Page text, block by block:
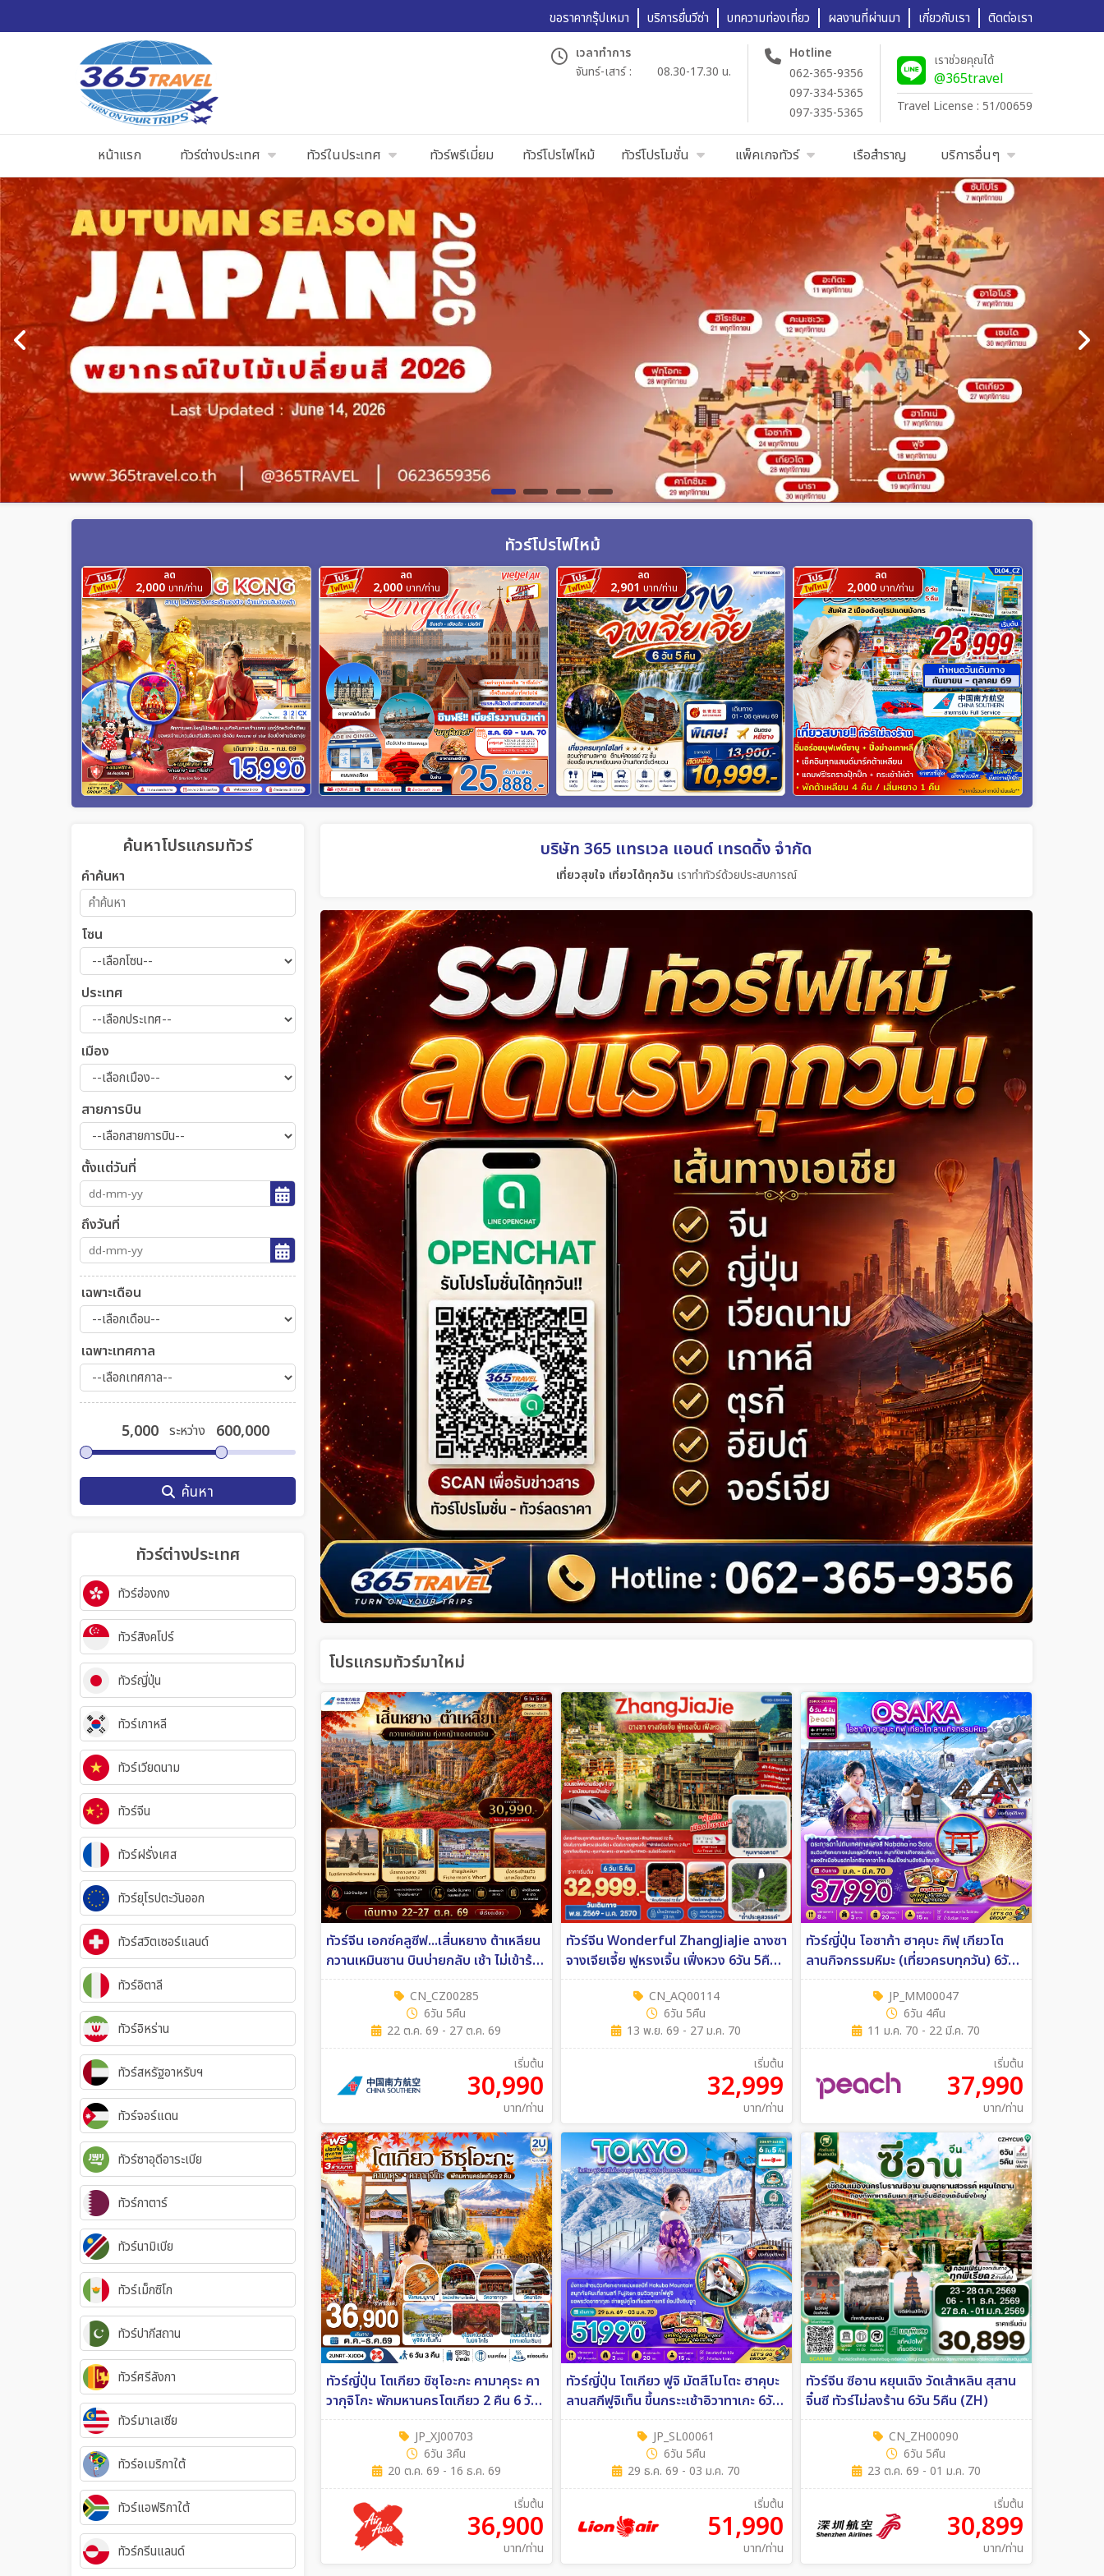
ขอราคากรุ๊ปเหมา บริการยื่นวีซ่า บทความท่องเที่ยว ผลงานที่ผ่านมา เกี่ยวกับเรา ติดต่อเรา
เวลาทำการ
จันทร์-เสาร์ :
08.30-17.30 น.
Hotline
062-365-9356
097-334-5365
097-335-5365
เราช่วยคุณได้
@365travel
Travel License : 51/00659
หน้าแรก ทัวร์ต่างประเทศ ทัวร์ในประเทศ ทัวร์พรีเมี่ยม ทัวร์โปรไฟไหม้ ทัวร์โปรโมชั่น แพ็คเกจทัวร์ เรือสำราญ บริการอื่นๆ
ทัวร์โปรไฟไหม้
ลด
2,000 บาท/ท่าน
ลด
2,000 บาท/ท่าน
ลด
2,901 บาท/ท่าน
ลด
2,000บาท/ท่าน
ค้นหาโปรแกรมทัวร์
คำค้นหา
โซน
ประเทศ
เมือง
สายการบิน
ตั้งแต่วันที่
ถึงวันที่
เฉพาะเดือน
เฉพาะเทศกาล
ระหว่าง
ค้นหา
ทัวร์ต่างประเทศ
ทัวร์ฮ่องกง
ทัวร์สิงคโปร์
ทัวร์ญี่ปุ่น
ทัวร์เกาหลี
ทัวร์เวียดนาม
ทัวร์จีน
ทัวร์ฝรั่งเศส
ทัวร์ยุโรปตะวันออก
ทัวร์สวิตเซอร์แลนด์
ทัวร์อิตาลี
ทัวร์อิหร่าน
ทัวร์สหรัฐอาหรับฯ
ทัวร์จอร์แดน
ทัวร์ซาอุดีอาระเบีย
ทัวร์กาตาร์
ทัวร์นามิเบีย
ทัวร์เม็กซิโก
ทัวร์ปากีสถาน
ทัวร์ศรีลังกา
ทัวร์มาเลเซีย
ทัวร์อเมริกาใต้
ทัวร์แอฟริกาใต้
ทัวร์กรีนแลนด์
บริษัท 365 แทรเวล แอนด์ เทรดดิ้ง จำกัด
เที่ยวสุขใจ เที่ยวได้ทุกวัน เราทำทัวร์ด้วยประสบการณ์
โปรแกรมทัวร์มาใหม่
ทัวร์จีน เอกซ์คลูซีฟ...เสิ่นหยาง ต้าเหลียน
กวานเหมินซาน บินบ่ายกลับ เช้า ไม่เข้าร้าน
รัฐ 6วัน 5คืน (CZ)
CN_CZ00285
6วัน 5คืน
22 ต.ค. 69 - 27 ต.ค. 69
เริ่มต้น
30,990
บาท/ท่าน
ทัวร์จีน Wonderful ZhangJiaJie ฉางซา
จางเจียเจี้ย ฟูหรงเจิ้น เฟิ่งหวง 6วัน 5คืน
(A6)
CN_AQ00114
6วัน 5คืน
13 พ.ย. 69 - 27 ม.ค. 70
เริ่มต้น
32,999
บาท/ท่าน
ทัวร์ญี่ปุ่น โอซาก้า ฮาคุบะ กิฟุ เกียวโต
ลานกิจกรรมหิมะ (เที่ยวครบทุกวัน) 6วัน
4คืน (MM)
JP_MM00047
6วัน 4คืน
11 ม.ค. 70 - 22 มี.ค. 70
เริ่มต้น
37,990
บาท/ท่าน
ทัวร์ญี่ปุ่น โตเกียว ชิซุโอะกะ คามาคุระ คา
วากุจิโกะ พักมหานครโตเกียว 2 คืน 6 วัน
3 คืน สายการบิน ไทยแอร์เอเชีย เอ็กซ์
6วัน 3คืน (XJ)
JP_XJ00703
6วัน 3คืน
20 ต.ค. 69 - 16 ธ.ค. 69
เริ่มต้น
36,900
บาท/ท่าน
ทัวร์ญี่ปุ่น โตเกียว ฟูจิ มัตสึโมโตะ ฮาคุบะ
ลานสกีฟูจิเท็น ขึ้นกระะเช้าอิวาทาเกะ 6วัน
5คืน (SL)
JP_SL00061
6วัน 5คืน
29 ธ.ค. 69 - 03 ม.ค. 70
เริ่มต้น
51,990
บาท/ท่าน
ทัวร์จีน ซีอาน หยุนเฉิง วัดเส้าหลิน สุสาน
จิ๋นซี ทัวร์ไม่ลงร้าน 6วัน 5คืน (ZH)
CN_ZH00090
6วัน 5คืน
23 ต.ค. 69 - 01 ม.ค. 70
เริ่มต้น
30,899
บาท/ท่าน